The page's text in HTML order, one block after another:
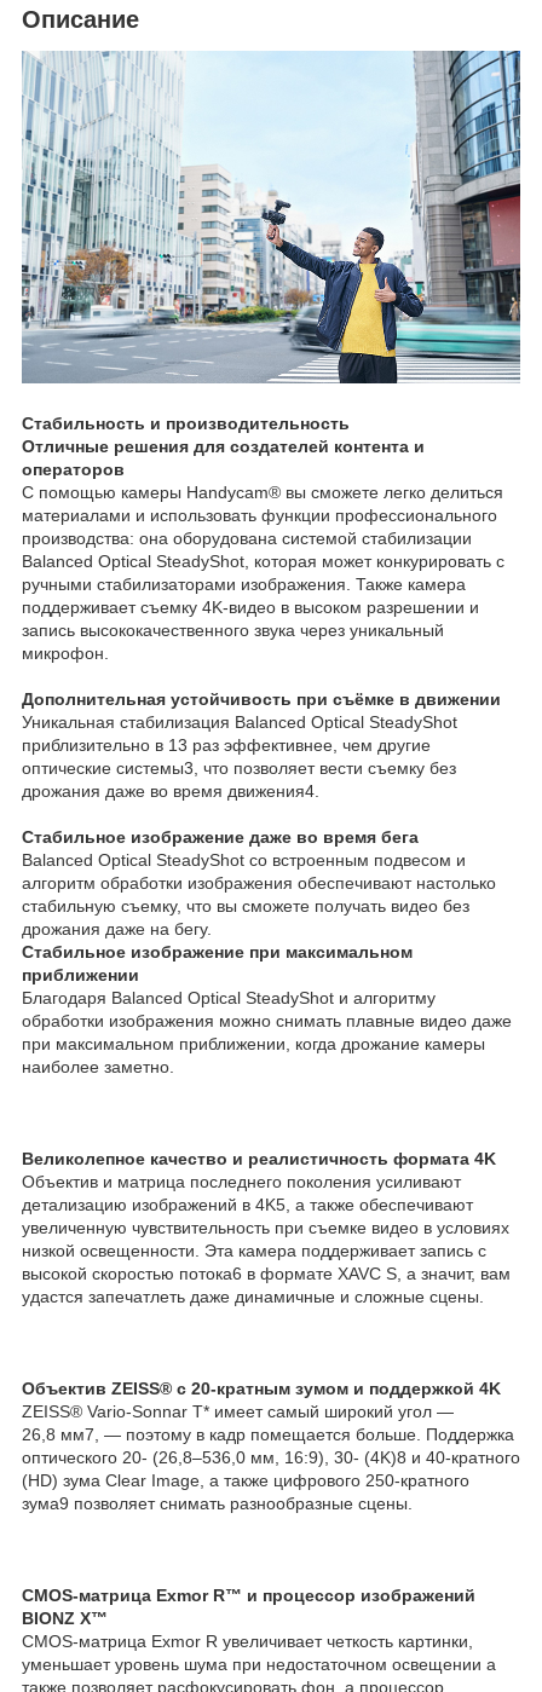
Описание
Стабильность и производительность
Отличные решения для создателей контента и
операторов
С помощью камеры Handycam® вы сможете легко делиться
материалами и использовать функции профессионального
производства: она оборудована системой стабилизации
Balanced Optical SteadyShot, которая может конкурировать с
ручными стабилизаторами изображения. Также камера
поддерживает съемку 4K-видео в высоком разрешении и
запись высококачественного звука через уникальный
микрофон.
Дополнительная устойчивость при съёмке в движении
Уникальная стабилизация Balanced Optical SteadyShot
приблизительно в 13 раз эффективнее, чем другие
оптические системы3 , что позволяет вести съемку без
дрожания даже во время движения4
Стабильное изображение даже во время бега
Balanced Optical SteadyShot со встроенным подвесом и
алгоритм обработки изображения обеспечивают настолько
стабильную съемку, что вы сможете получать видео без
дрожания даже на бегу.
Стабильное изображение при максимальном
приближении
Благодаря Balanced Optical SteadyShot и алгоритму
обработки изображения можно снимать плавные видео даже
при максимальном приближении, когда дрожание камеры
наиболее заметно.
Великолепное качество и реалистичность формата 4K
Объектив и матрица последнего поколения усиливают
детализацию изображений в 4K5 , а также обеспечивают
увеличенную чувствительность при съемке видео в условиях
низкой освещенности. Эта камера поддерживает запись с
высокой скоростью потока6 в формате XAVC S, а значит, вам
удастся запечатлеть даже динамичные и сложные сцены.
Объектив ZEISS® с 20-кратным зумом и поддержкой 4K
ZEISS® Vario-Sonnar T* имеет самый широкий угол —
26,8 мм7 , — поэтому в кадр помещается больше. Поддержка
оптического 20- (26,8–536,0 мм, 16:9), 30- (4K)8 и 40-кратного
(HD) зума Clear Image, а также цифрового 250-кратного
зума9 позволяет снимать разнообразные сцены.
CMOS-матрица Exmor R™ и процессор изображений
BIONZ X™
CMOS-матрица Exmor R увеличивает четкость картинки,
уменьшает уровень шума при недостаточном освещении а
также позволяет расфокусировать фон, а процессор